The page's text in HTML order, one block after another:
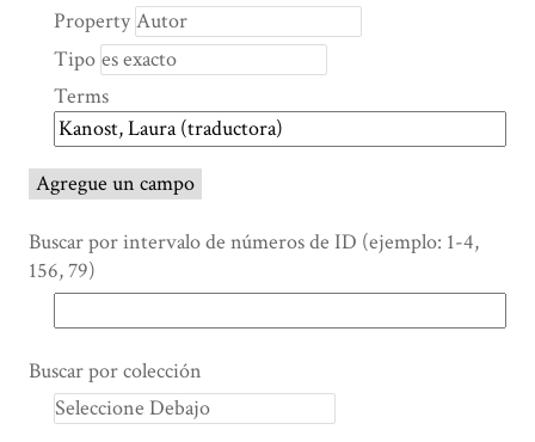
rows
"Reducir
por
campo
específico":
1
Property
Tipo
Terms
Agregue un campo
Buscar por intervalo de números de ID (ejemplo: 1-4,
156, 79)
Buscar por colección